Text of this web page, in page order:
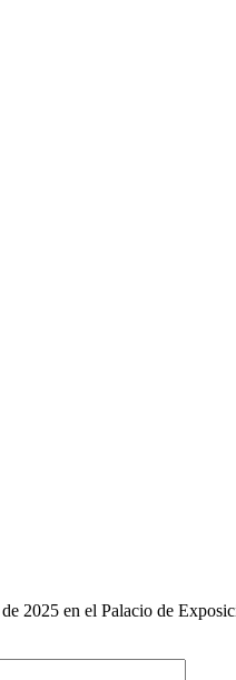
2025 en el Palacio de